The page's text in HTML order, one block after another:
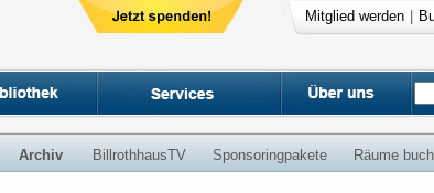
Mitglied werden
Archiv BillrothhausTV Sponsoringpakete Räume